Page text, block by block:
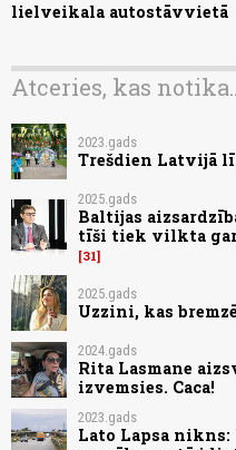
lielveikala autostāvvietā
Atceries, kas
2023.gads
Trešdien Latvijā
2025.gads
Baltijas
tīši tiek vilkta
31
2025.gads
Uzzini, kas
2024.gads
Rita Lasmane
izvemsies. Caca!
2023.gads
Lato Lapsa nikns: